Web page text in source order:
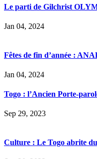
Le parti de Gilchrist
Jan 04, 2024
Fêtes de fin d’année :
Jan 04, 2024
Togo : l’Ancien Porte-
Sep 29, 2023
Culture : Le Togo abrite